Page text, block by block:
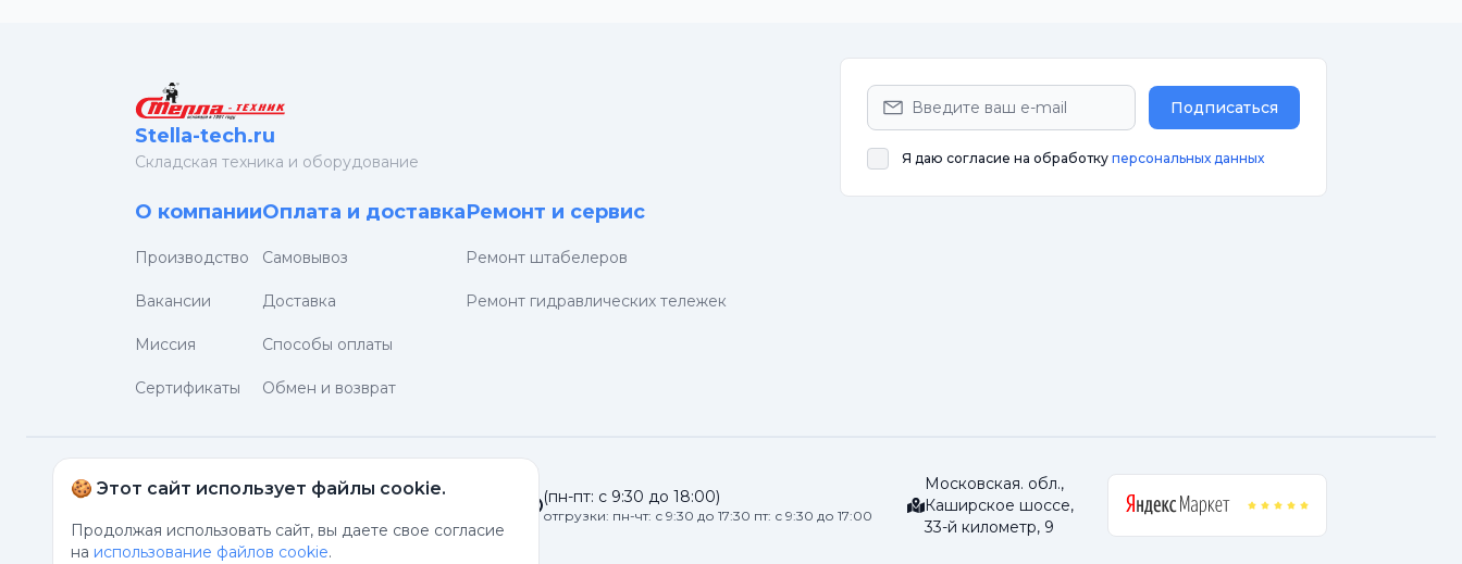
Stella-tech.ru
Cкладская техника и оборудование
Подписаться
Я даю согласие на обработку персональных данных
О компании
Производство
Вакансии
Миссия
Сертификаты
Оплата и доставка
Самовывоз
Доставка
Способы оплаты
Обмен и возврат
Ремонт и сервис
Ремонт штабелеров
Ремонт гидравлических тележек
(пн-пт: с 9:30 до 18:00)
отгрузки: пн-чт: с 9:30 до 17:30 пт: с 9:30 до 17:00
Московская. обл.,
Каширское шоссе,
33-й километр, 9
🍪 Этот сайт использует файлы cookie.
Продолжая использовать сайт, вы даете свое согласие
на использование файлов cookie.